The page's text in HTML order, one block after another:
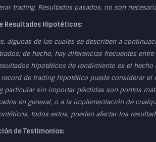
trading. Resultados pasados, no son
Resultados Hipotéticos:
de las cuales se describen a
de hecho, hay diferencias frecuentes
hipotéticos de rendimiento es el
de trading hipotético puede considerar el
sin importar pérdidas son puntos
en general, o a la implementación de
todos estos, pueden afectar los
de Testimonios: